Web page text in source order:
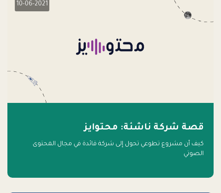
10-06-2021
قصة شركة ناشئة: محتوايز
كيف أن مشروع تطوعي تحول إلى شركة قائدة في مجال المحتوى
الصوتي